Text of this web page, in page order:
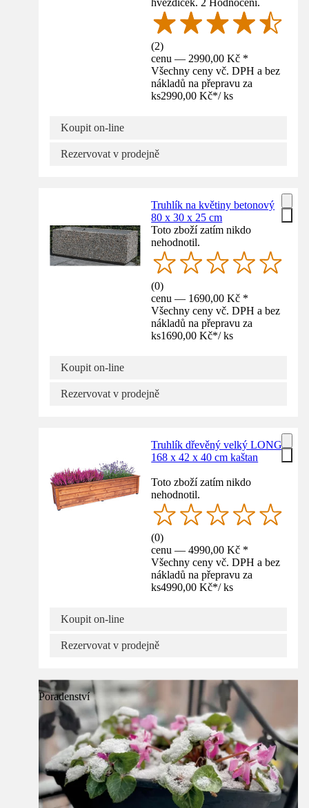
hvězdiček. 2 Hodnocení.
(2)
cenu — 2990,00 Kč *
Všechny ceny vč. DPH a bez
nákladů na přepravu za
ks2990,00 Kč*/ ks
Koupit on-line
Rezervovat v prodejně
Truhlík na květiny betonový
80 x 30 x 25 cm
Toto zboží zatím nikdo
nehodnotil.
(0)
cenu — 1690,00 Kč *
Všechny ceny vč. DPH a bez
nákladů na přepravu za
ks1690,00 Kč*/ ks
Koupit on-line
Rezervovat v prodejně
Truhlík dřevěný velký LONG
168 x 42 x 40 cm kaštan
Toto zboží zatím nikdo
nehodnotil.
(0)
cenu — 4990,00 Kč *
Všechny ceny vč. DPH a bez
nákladů na přepravu za
ks4990,00 Kč*/ ks
Koupit on-line
Rezervovat v prodejně
Poradenství